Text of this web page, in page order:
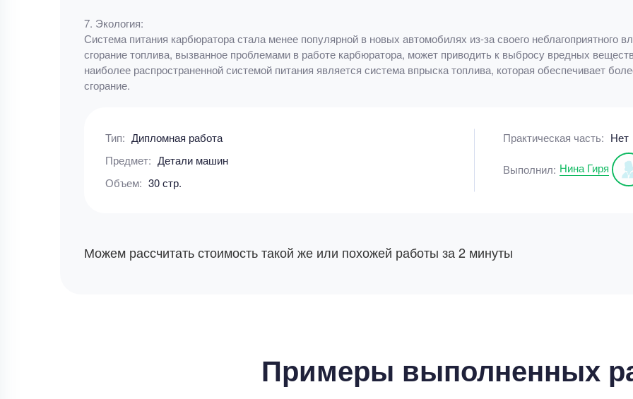
7. Экология:
Система питания карбюратора стала менее популярной в новых автомобилях из-за своего
сгорание топлива, вызванное проблемами в работе карбюратора, может приводить к выбросу вредных
наиболее распространенной системой питания является система впрыска топлива, которая обеспечивает
сгорание.
Тип: Дипломная работа
Предмет: Детали машин
Объем: 30 стр.
Практическая часть: Нет
Выполнил: Нина Гиря
Можем рассчитать стоимость такой же или похожей работы за 2 минуты
Примеры выполненных